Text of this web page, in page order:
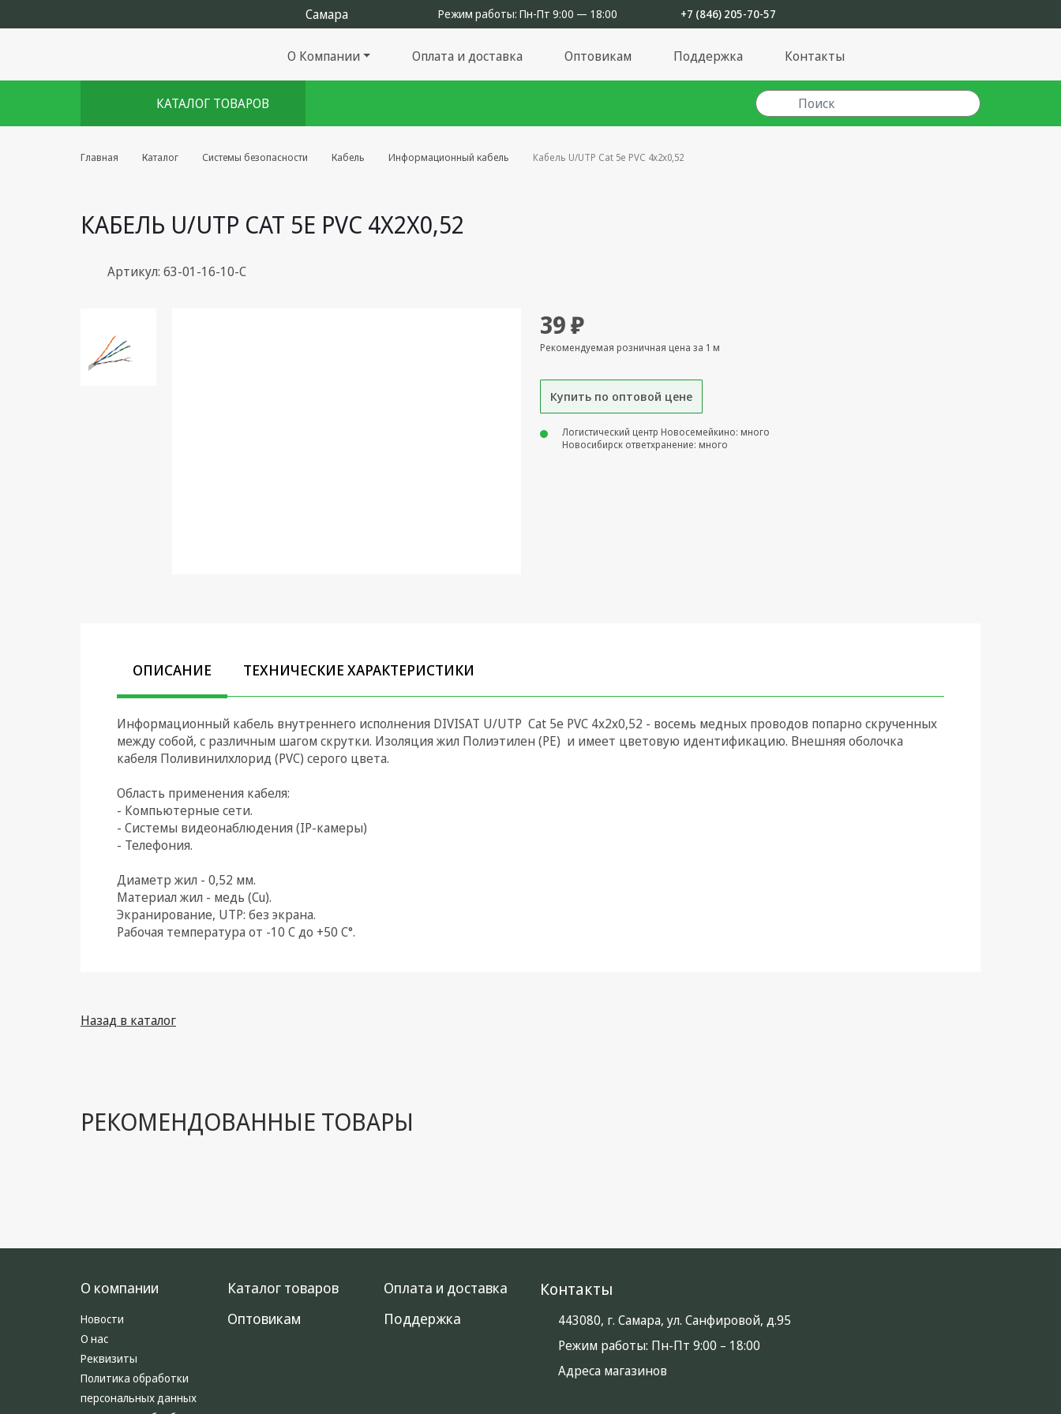
Режим работы: Пн-Пт 9:00 — 18:00 +7 (846) 205-70-57
О Компании Оплата и доставка Оптовикам Поддержка Контакты
КАТАЛОГ ТОВАРОВ
Комплекты августа
Android TV приставки
Коммутационное
Климатическая техника
Электрика
Светотехника
Товары для дома и Бытовая
техника
Компьютерные
комплектующие
Системы безопасности
Главная Каталог Системы безопасности Кабель Информационный кабель Кабель U/UTP Cat 5е PVC 4х2х0,52
КАБЕЛЬ U/UTP CAT 5Е PVC 4Х2Х0,52
Артикул: 63-01-16-10-С
39 ₽
Рекомендуемая розничная цена за 1 м
Купить по оптовой цене
Логистический центр Новосемейкино: много
Новосибирск ответхранение: много
ОПИСАНИЕ ТЕХНИЧЕСКИЕ ХАРАКТЕРИСТИКИ
Информационный кабель внутреннего исполнения DIVISAT U/UTP Cat 5е PVC 4х2х0,52 - восемь медных проводов попарно скрученных
между собой, с различным шагом скрутки. Изоляция жил Полиэтилен (PЕ) и имеет цветовую идентификацию. Внешняя оболочка
кабеля Поливинилхлорид (PVC) серого цвета.
Область применения кабеля:
- Компьютерные сети.
- Системы видеонаблюдения (IP-камеры)
- Телефония.
Диаметр жил - 0,52 мм.
Материал жил - медь (Cu).
Экранирование, UTP: без экрана.
Рабочая температура от -10 С до +50 C°.
Назад в каталог
РЕКОМЕНДОВАННЫЕ ТОВАРЫ
О компании
Новости
О нас
Реквизиты
Политика обработки
персональных данных
Каталог товаров
Оплата и доставка
Оптовикам
Поддержка
Контакты
443080, г. Самара, ул. Санфировой, д.95
Режим работы: Пн-Пт 9:00 – 18:00
Адреса магазинов